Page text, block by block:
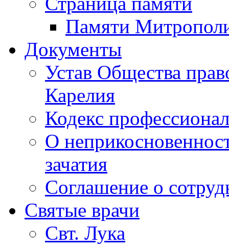
Памяти
Документы
Устав Общества
Карелия
Кодекс
О
зачатия
Соглашение о
Святые врачи
Свт. Лука